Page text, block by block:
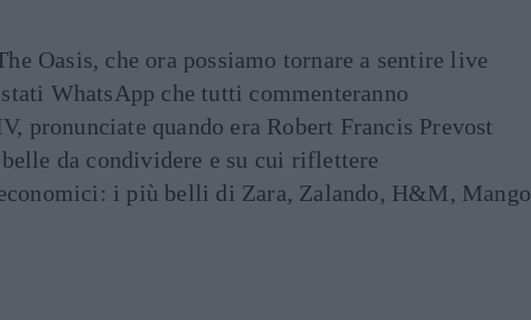
Oasis, che ora possiamo tornare a sentire live
WhatsApp che tutti commenteranno
pronunciate quando era Robert Francis Prevost
da condividere e su cui riflettere
i più belli di Zara, Zalando, H&M, Mango